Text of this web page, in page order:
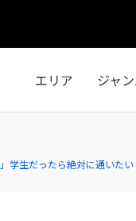
エリア ジャ
学生だったら絶対に通いた